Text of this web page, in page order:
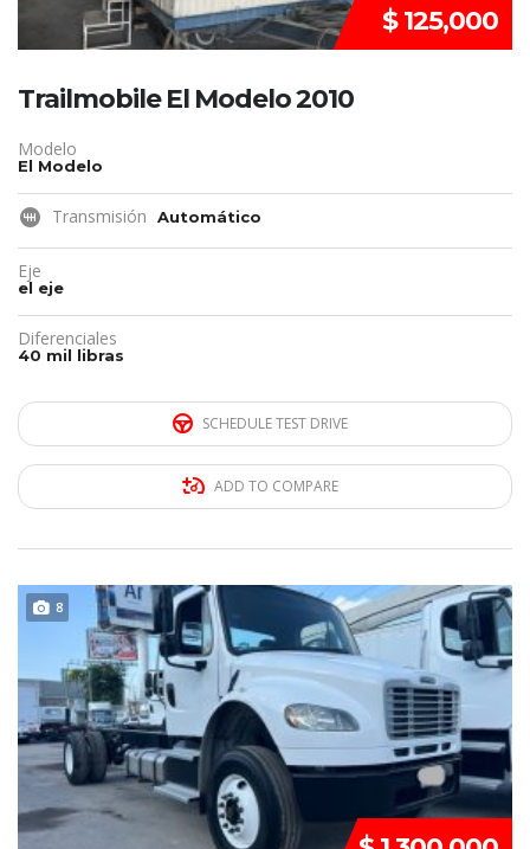
$ 125,000
Trailmobile El Modelo 2010
Modelo
El Modelo
Transmisión Automático
Eje
el eje
Diferenciales
40 mil libras
SCHEDULE TEST DRIVE
ADD TO COMPARE
8 DISPONIBLE